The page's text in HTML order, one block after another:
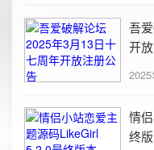
吾
开
情
终